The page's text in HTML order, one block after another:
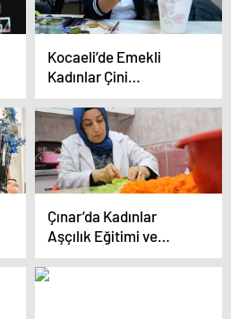
Kocaeli’de Emekli
Kadınlar Çini
İşlemeciliği ile İş Sahibi
Oluyor
Çınar’da Kadınlar
Aşçılık Eğitimi ve
Ekonomik Kazanç